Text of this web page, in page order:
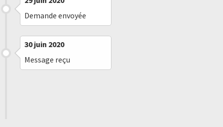
Demande envoyée
30 juin 2020
Message reçu